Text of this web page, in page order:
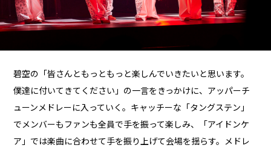
碧空の「皆さんともっともっと楽しんでいきたいと思います。
僕達に付いてきてください」の一言をきっかけに、アッパーチ
ューンメドレーに入っていく。キャッチーな「タングステン」
でメンバーもファンも全員で手を振って楽しみ、「アイドンケ
ア」では楽曲に合わせて手を振り上げて会場を揺らす。メドレ